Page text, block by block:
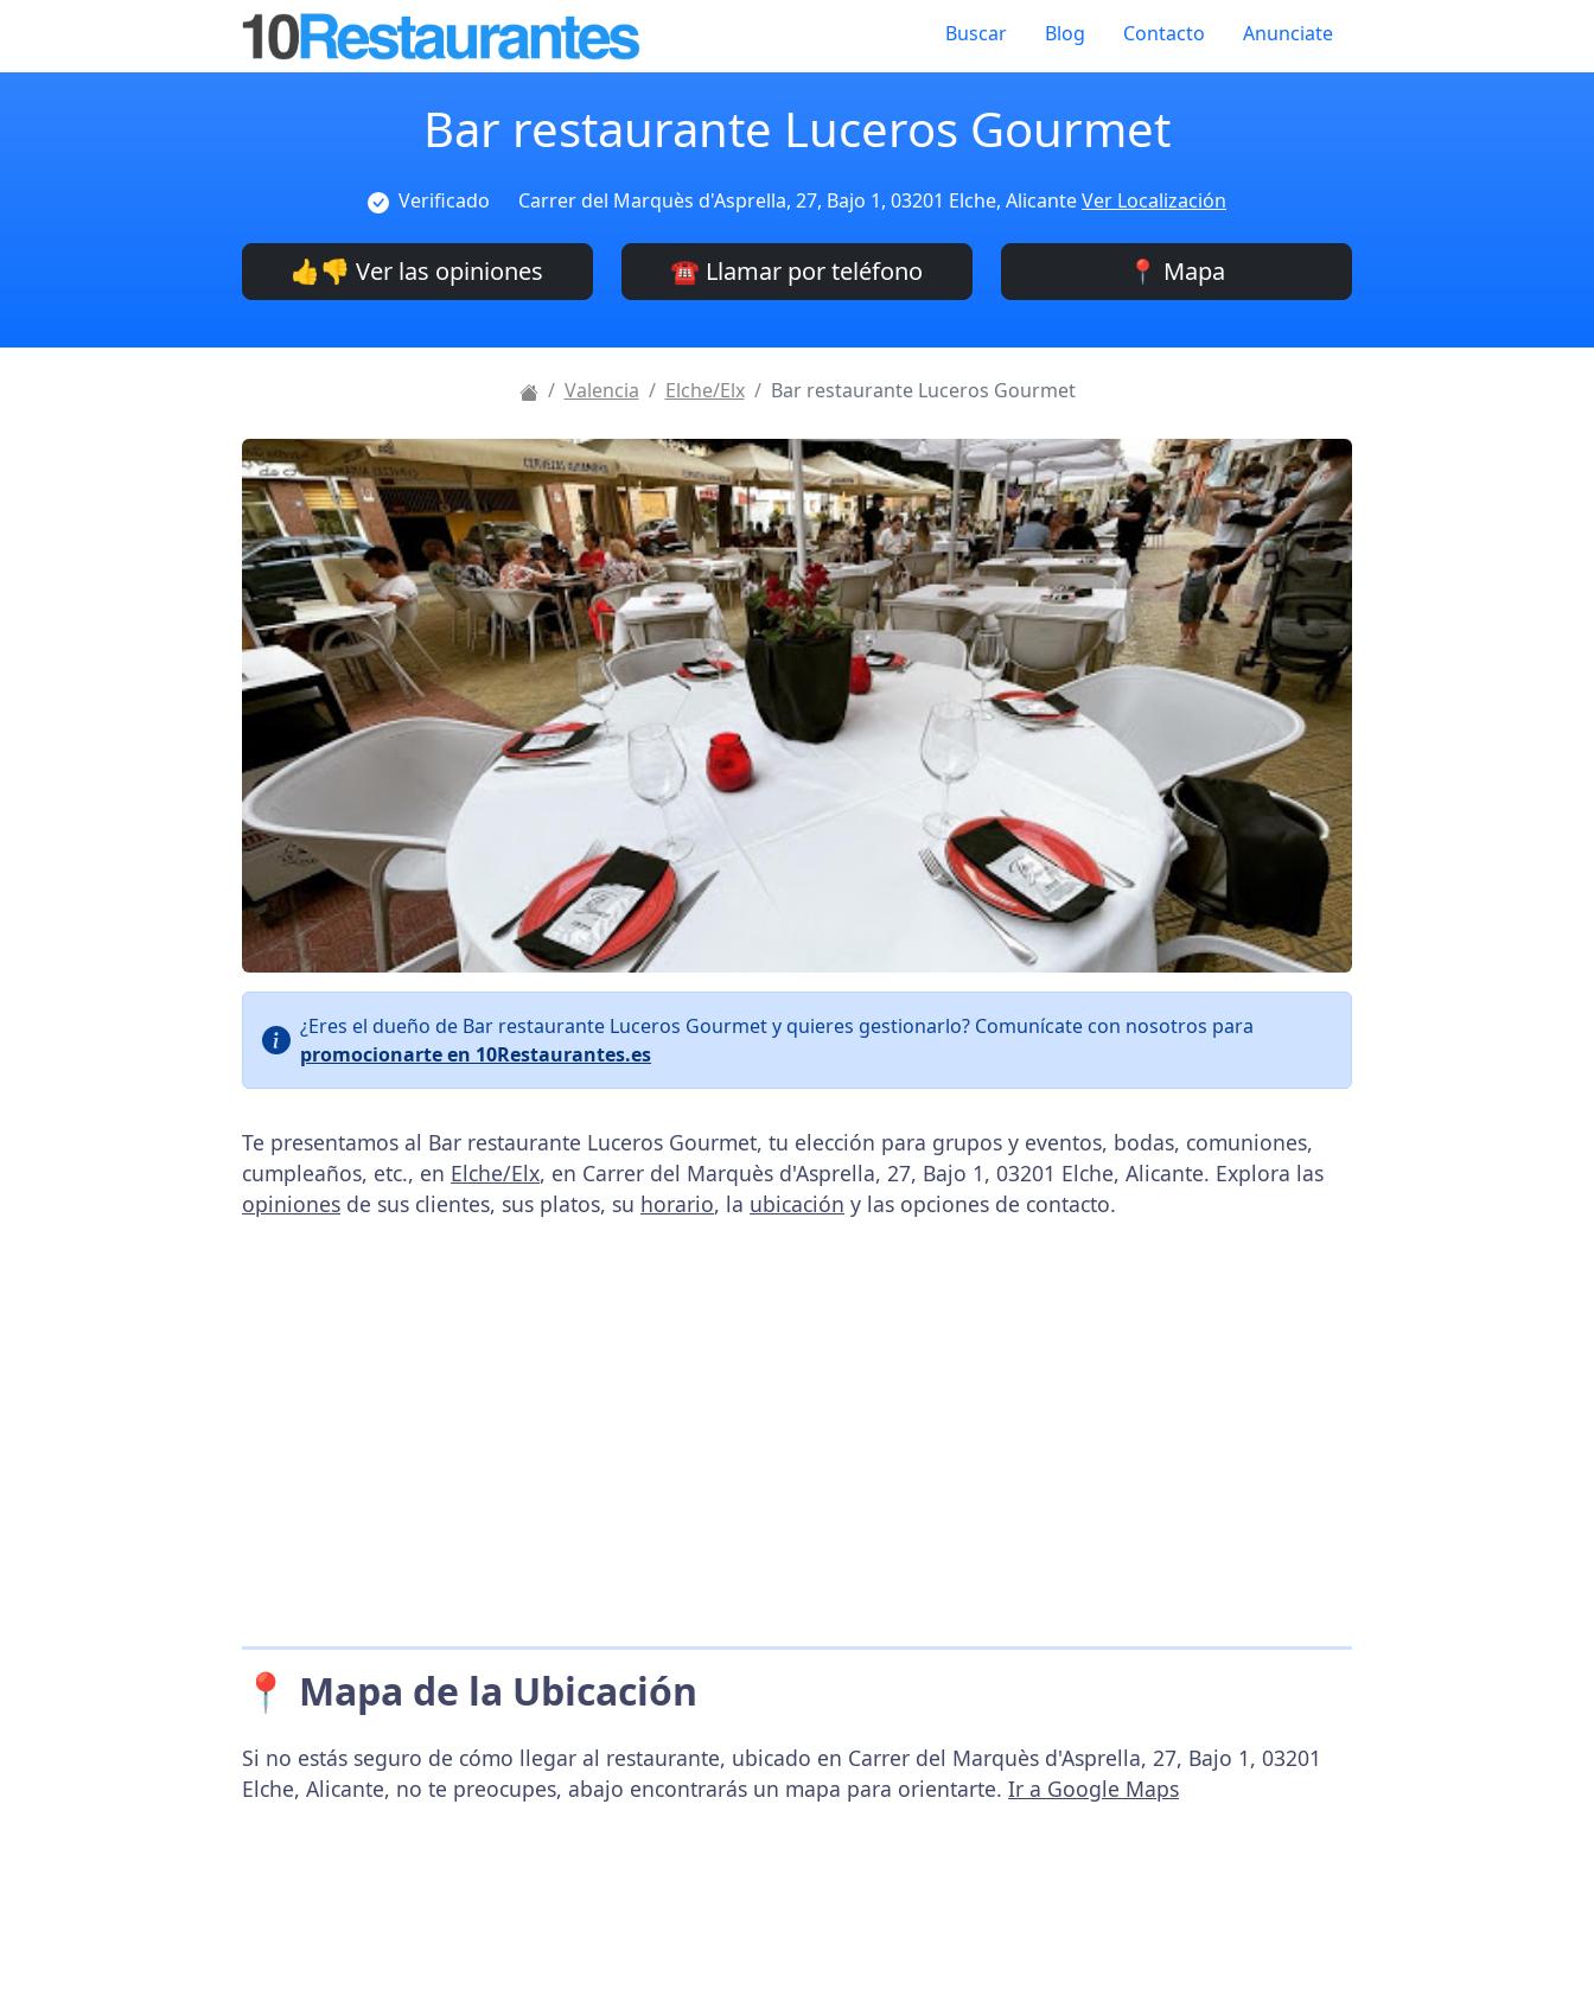
Buscar Blog Contacto Anunciate
Bar restaurante Luceros Gourmet
Verificado Carrer del Marquès d'Asprella, 27, Bajo 1, 03201 Elche, AlicanteVer Localización
👍👎 Ver las opiniones ☎️ Llamar por teléfono 📍 Mapa
Valencia Elche/Elx Bar restaurante Luceros Gourmet
¿Eres el dueño de Bar restaurante Luceros Gourmet y quieres gestionarlo? Comunícate con nosotros para
promocionarte en 10Restaurantes.es
Te presentamos al Bar restaurante Luceros Gourmet, tu elección para grupos y eventos, bodas, comuniones,
cumpleaños, etc., en Elche/Elx, en Carrer del Marquès d'Asprella, 27, Bajo 1, 03201 Elche, Alicante. Explora las
opiniones de sus clientes, sus platos, su horario, la ubicación y las opciones de contacto.
📍 Mapa de la Ubicación
Si no estás seguro de cómo llegar al restaurante, ubicado en Carrer del Marquès d'Asprella, 27, Bajo 1, 03201
Elche, Alicante, no te preocupes, abajo encontrarás un mapa para orientarte. Ir a Google Maps